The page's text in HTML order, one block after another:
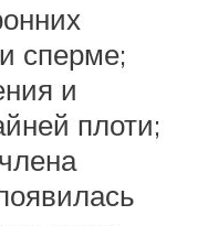
сперме;
и
плоти;